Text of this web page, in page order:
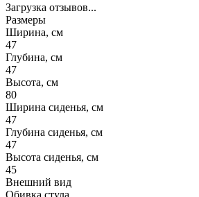
Загрузка отзывов...
Размеры
Ширина, см
47
Глубина, см
47
Высота, см
80
Ширина сиденья, см
47
Глубина сиденья, см
47
Высота сиденья, см
45
Внешний вид
Обивка стула